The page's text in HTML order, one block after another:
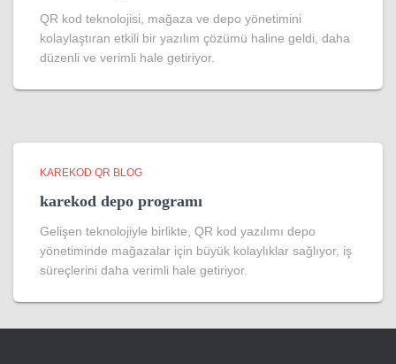
QR kod teknolojisi, mağaza ve depo yönetimini
kolaylaştıran etkili bir yazılım çözümü haline geldi, daha
düzenli ve verimli hale getiriyor.
KAREKOD QR BLOG
karekod depo programı
Gelişen teknolojiyle birlikte, QR kod yazılımı depo
yönetiminde mağazalar için büyük kolaylıklar sağlıyor, iş
süreçlerini daha verimli hale getiriyor.